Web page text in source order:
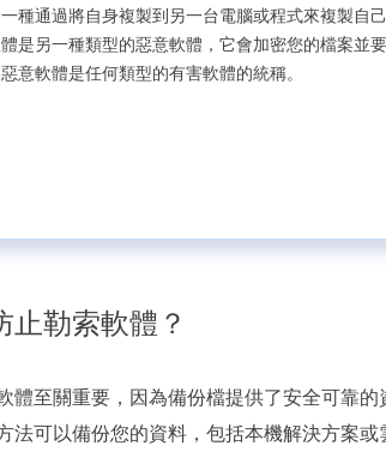
種通過將自身複製到另一台電腦或程式來複製自
是另一種類型的惡意軟體，它會加密您的檔案並
意軟體是任何類型的有害軟體的統稱。
止勒索軟體？
體至關重要，因為備份檔提供了安全可靠
法可以備份您的資料，包括本機解決方案